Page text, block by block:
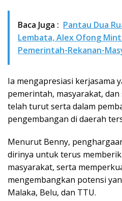
Baca Juga : Pantau Dua
Lembata, Alex Ofong
Pemerintah-Rekanan-
Ia mengapresiasi kerjasama
pemerintah, masyarakat,
telah turut serta dalam
pengembangan di daerah
Menurut Benny,
dirinya untuk terus
masyarakat, serta
mengembangkan potensi
Malaka, Belu, dan TTU.